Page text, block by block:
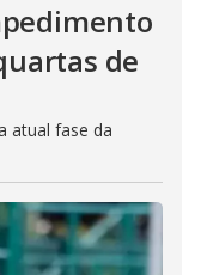
de
atual fase da